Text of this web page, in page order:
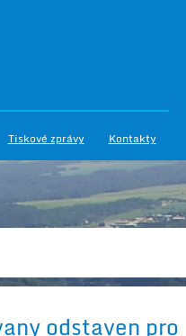
Tiskové zprávy Kontakty
odstaven pro